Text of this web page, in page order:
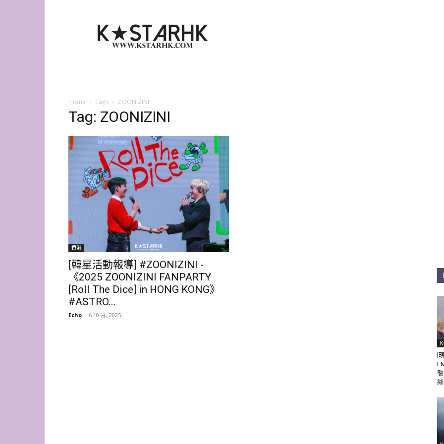
Star
HK
Home Tags ZOONIZINI
Tag: ZOONIZINI
香港
[韓星活動報導] #ZOONIZINI -
《2025 ZOONIZINI FANPARTY
[Roll The Dice] in HONG KONG》
#ASTRO...
Echo - 6 10 月, 2025
[